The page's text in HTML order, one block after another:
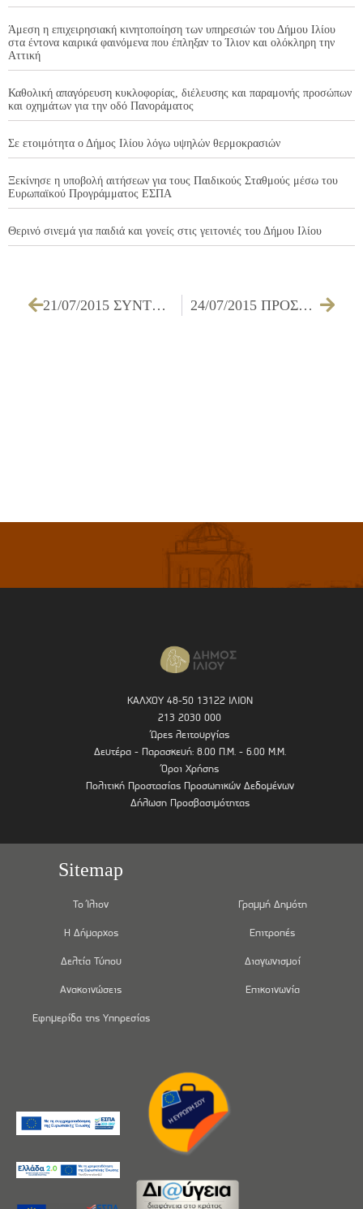
Άμεση η επιχειρησιακή κινητοποίηση των υπηρεσιών του Δήμου Ιλίου
στα έντονα καιρικά φαινόμενα που έπληξαν το Ίλιον και ολόκληρη την
Αττική
Καθολική απαγόρευση κυκλοφορίας, διέλευσης και παραμονής προσώπων
και οχημάτων για την οδό Πανοράματος
Σε ετοιμότητα ο Δήμος Ιλίου λόγω υψηλών θερμοκρασιών
Ξεκίνησε η υποβολή αιτήσεων για τους Παιδικούς Σταθμούς μέσω του
Ευρωπαϊκού Προγράμματος ΕΣΠΑ
Θερινό σινεμά για παιδιά και γονείς στις γειτονιές του Δήμου Ιλίου
21/07/2015 ΣΥΝΤΗΡΗΣΗ ΦΡΕΑΤΙΩΝ ΥΔΡΟΣΥΛΛΟΓΗΣ ΔΙΚΤΥΟΥ ΟΜΒΡΙΩΝ ΥΔΑΤΩΝ ΕΡΓ.Γ2/15 24/07/2015 ΠΡΟΣΚΛΗΣΗ ΤΩΝ ΜΕΛΩΝ ΤΟΥ ΔΗΜΟΤΙΚΟΥ ΣΥΜΒΟΥΛΙΟΥ ΓΙΑ ΤΗΝ 30/07/2015
ΚΑΛΧΟΥ 48-50 13122 ΙΛΙΟΝ
213 2030 000
Ώρες λειτουργίας
Δευτέρα - Παρασκευή: 8.00 Π.Μ. - 6.00 Μ.Μ.
Όροι Χρήσης
Πολιτική Προστασίας Προσωπικών Δεδομένων
Δήλωση Προσβασιμότητας
Sitemap
Το Ίλιον
Η Δήμαρχος
Δελτία Τύπου
Ανακοινώσεις
Εφημερίδα της Υπηρεσίας
Γραμμή Δημότη
Επιτροπές
Διαγωνισμοί
Επικοινωνία